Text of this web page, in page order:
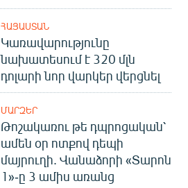
ՀԱՅԱՍՏԱՆ
Կառավարությունը
նախատեսում է 320 մլն
դոլարի նոր վարկեր վերցնել
ՄԱՐԶԵՐ
Թոշակառու թե դպրոցական՝
ամեն օր ոտքով դեպի
մայրուղի. Վանաձորի «Տարոն
1»-ը 3 ամիս առանց